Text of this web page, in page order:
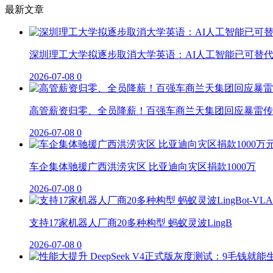
最新文章
深圳理工大学拟逐步取消大学英语：AI人工智能已可替代
2026-07-08 0
高管薪资归零、全员降薪！百强车商兰天集团回应暴雷
2026-07-08 0
车企集体驰援广西洪涝灾区 比亚迪向灾区捐款1000万
2026-07-08 0
支持17家机器人厂商20多种构型 蚂蚁灵波LingB
2026-07-08 0